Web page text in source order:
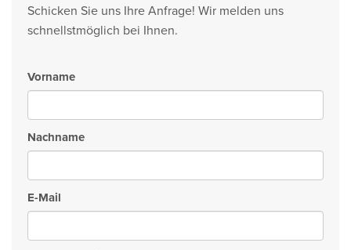
Schicken Sie uns Ihre Anfrage! Wir melden uns
schnellstmöglich bei Ihnen.
Vorname
Nachname
E-Mail